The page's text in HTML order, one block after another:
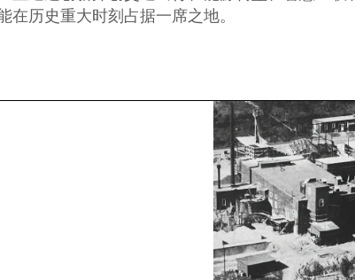
在历史重大时刻占据一席之地。